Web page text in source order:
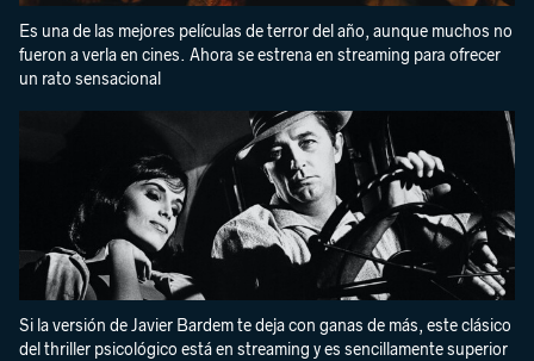
Es una de las mejores películas de terror del año, aunque muchos no
fueron a verla en cines. Ahora se estrena en streaming para ofrecer
un rato sensacional
Si la versión de Javier Bardem te deja con ganas de más, este clásico
del thriller psicológico está en streaming y es sencillamente superior